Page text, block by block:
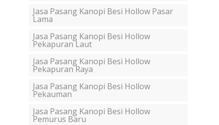
Jasa Pasang Kanopi Besi Hollow Pasar
Lama
Jasa Pasang Kanopi Besi Hollow
Pekapuran Laut
Jasa Pasang Kanopi Besi Hollow
Pekapuran Raya
Jasa Pasang Kanopi Besi Hollow
Pekauman
Jasa Pasang Kanopi Besi Hollow
Pemurus Baru